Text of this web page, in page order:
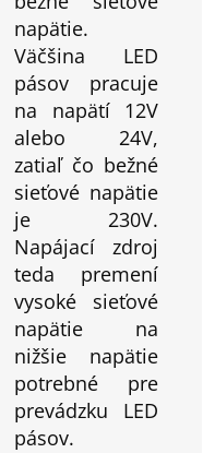
napätie.
Väčšina LED
pásov pracuje
na napätí 12V
alebo 24V,
zatiaľ čo bežné
sieťové napätie
je 230V.
Napájací zdroj
teda premení
vysoké sieťové
napätie na
nižšie napätie
potrebné pre
prevádzku LED
pásov.